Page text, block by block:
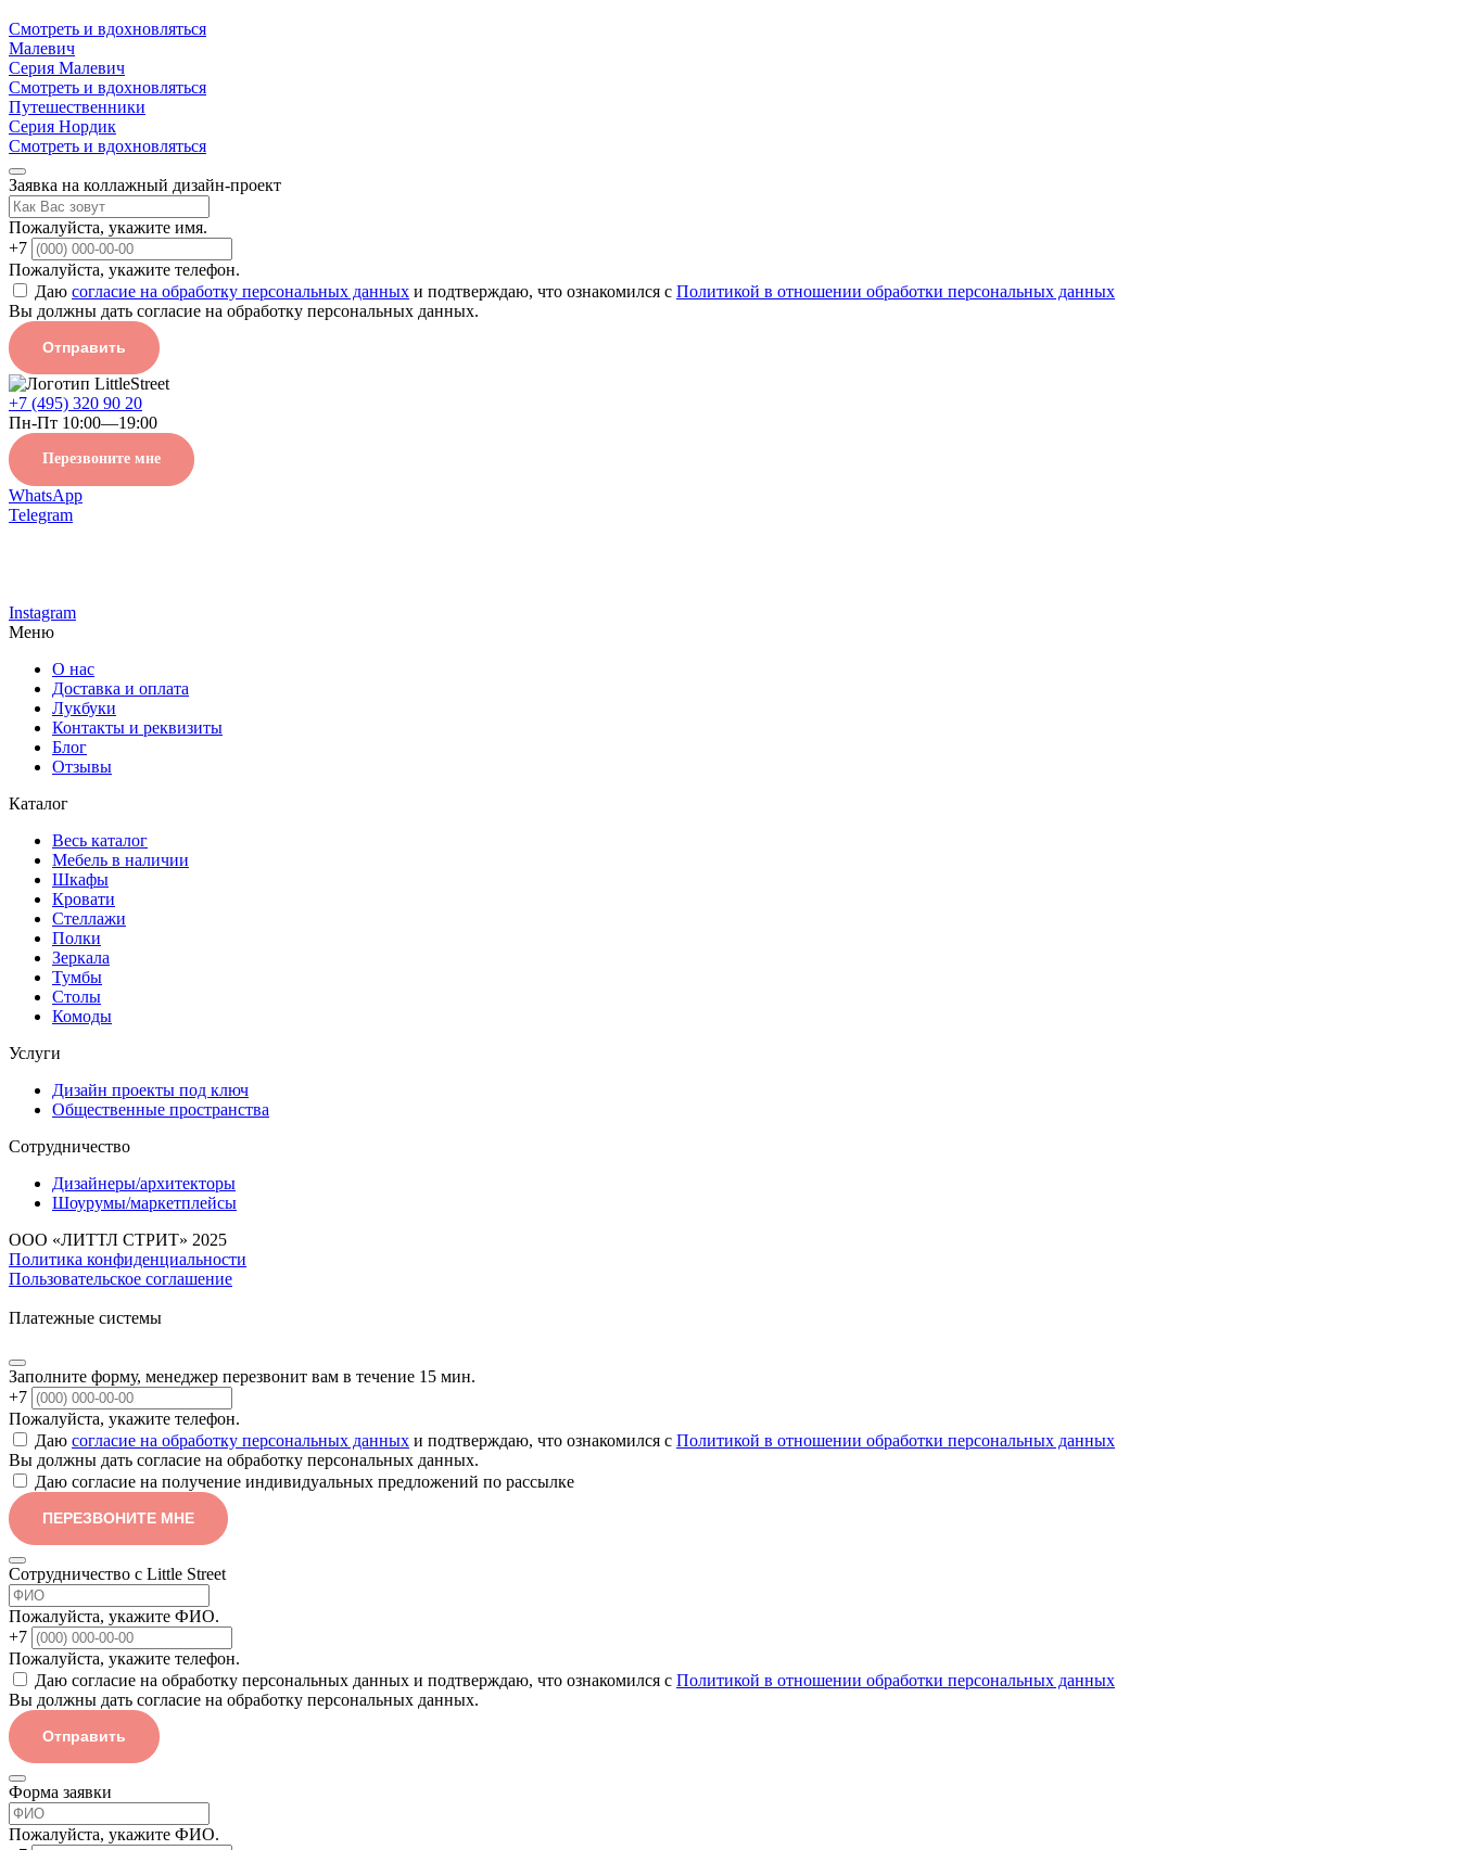
Смотреть и вдохновляться
Малевич
Серия Малевич
Смотреть и вдохновляться
Путешественники
Серия Нордик
Смотреть и вдохновляться
Заявка на коллажный дизайн-проект
Пожалуйста, укажите имя.
+7
Пожалуйста, укажите телефон.
Даю согласие на обработку персональных данных и подтверждаю, что ознакомился с Политикой в отношении обработки персональных данных
Вы должны дать согласие на обработку персональных данных.
Отправить
+7 (495) 320 90 20
Пн-Пт 10:00—19:00
Перезвоните мне
WhatsApp
Telegram
Instagram
Меню
О нас
Доставка и оплата
Лукбуки
Контакты и реквизиты
Блог
Отзывы
Каталог
Весь каталог
Мебель в наличии
Шкафы
Кровати
Стеллажи
Полки
Зеркала
Тумбы
Столы
Комоды
Услуги
Дизайн проекты под ключ
Общественные пространства
Сотрудничество
Дизайнеры/архитекторы
Шоурумы/маркетплейсы
ООО «ЛИТТЛ СТРИТ» 2025
Политика конфиденциальности
Пользовательское соглашение
Платежные системы
Заполните форму, менеджер перезвонит вам в течение 15 мин.
+7
Пожалуйста, укажите телефон.
Даю согласие на обработку персональных данных и подтверждаю, что ознакомился с Политикой в отношении обработки персональных данных
Вы должны дать согласие на обработку персональных данных.
Даю согласие на получение индивидуальных предложений по рассылке
ПЕРЕЗВОНИТЕ МНЕ
Сотрудничество с Little Street
Пожалуйста, укажите ФИО.
+7
Пожалуйста, укажите телефон.
Даю согласие на обработку персональных данных и подтверждаю, что ознакомился с Политикой в отношении обработки персональных данных
Вы должны дать согласие на обработку персональных данных.
Отправить
Форма заявки
Пожалуйста, укажите ФИО.